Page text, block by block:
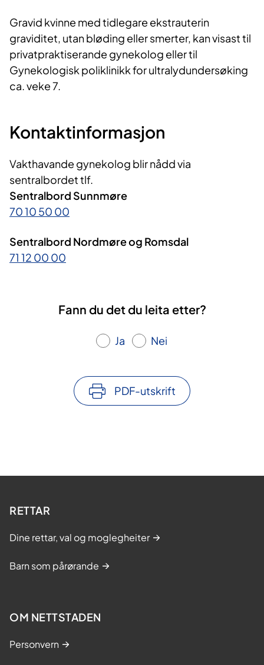
Gravid kvinne med tidlegare ekstrauterin
graviditet, utan bløding eller smerter, kan visast til
privatpraktiserande gynekolog eller til
Gynekologisk poliklinikk for ultralydundersøking
ca. veke 7.
Kontaktinformasjon
Vakthavande gynekolog blir nådd via
sentralbordet tlf.
Sentralbord Sunnmøre
70 10 50 00
Sentralbord Nordmøre og Romsdal
71 12 00 00
Fann du det du leita etter?
Ja Nei
PDF-utskrift
RETTAR
Dine rettar, val og moglegheiter
Barn som pårørande
OM NETTSTADEN
Personvern